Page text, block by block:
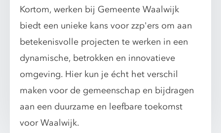
Kortom, werken bij Gemeente Waalwijk
biedt een unieke kans voor zzp'ers om aan
betekenisvolle projecten te werken in een
dynamische, betrokken en innovatieve
omgeving. Hier kun je écht het verschil
maken voor de gemeenschap en bijdragen
aan een duurzame en leefbare toekomst
voor Waalwijk.